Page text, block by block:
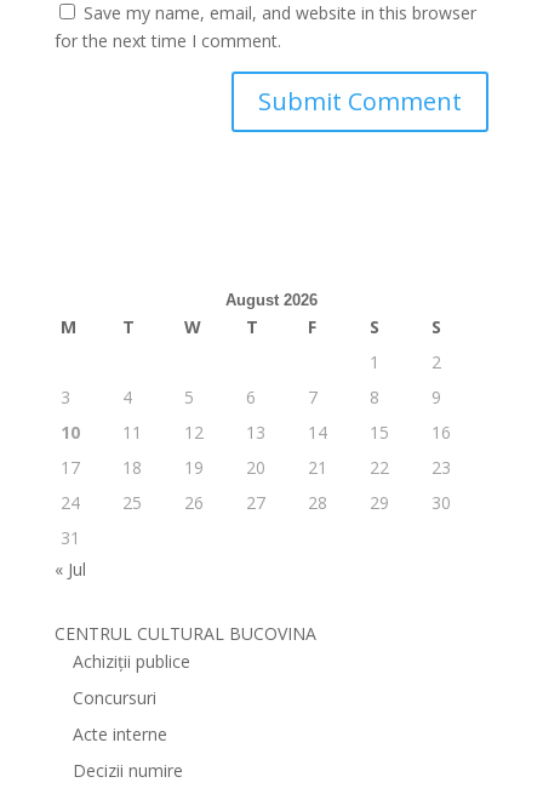
Save my name, email, and website in this browser
for the next time I comment.
August 2026
M T W T F S
S
1
2
3
4 5 6 7 8
9
10
11 12 13 14 15
16
17
18 19 20 21 22
23
24
25 26 27 28 29
30
31
« Jul
CENTRUL CULTURAL BUCOVINA
Achiziții publice
Concursuri
Acte interne
Decizii numire